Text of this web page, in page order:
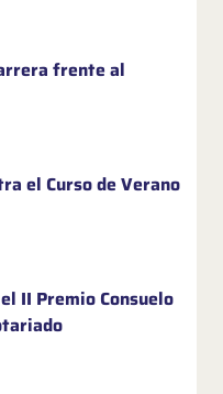
frente al
el Curso de Verano
II Premio Consuelo